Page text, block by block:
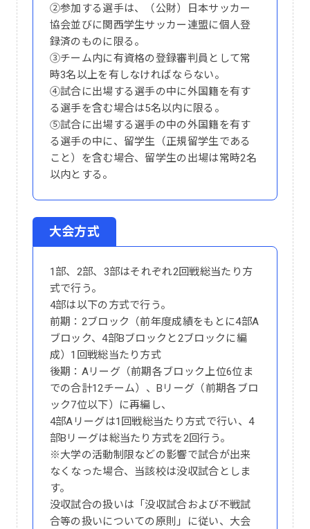
②参加する選手は、（公財）日本サッカー
協会並びに関西学生サッカー連盟に個人登
録済のものに限る。
③チーム内に有資格の登録審判員として常
時3名以上を有しなければならない。
④試合に出場する選手の中に外国籍を有す
る選手を含む場合は5名以内に限る。
⑤試合に出場する選手の中の外国籍を有す
る選手の中に、留学生（正規留学生である
こと）を含む場合、留学生の出場は常時2名
以内とする。
大会方式
1部、2部、3部はそれぞれ2回戦総当たり方
式で行う。
4部は以下の方式で行う。
前期：2ブロック（前年度成績をもとに4部A
ブロック、4部Bブロックと2ブロックに編
成）1回戦総当たり方式
後期：Aリーグ（前期各ブロック上位6位ま
での合計12チーム）、Bリーグ（前期各ブロ
ック7位以下）に再編し、
4部Aリーグは1回戦総当たり方式で行い、4
部Bリーグは総当たり方式を2回行う。
※大学の活動制限などの影響で試合が出来
なくなった場合、当該校は没収試合としま
す。
没収試合の扱いは「没収試合および不戦試
合等の扱いについての原則」に従い、大会